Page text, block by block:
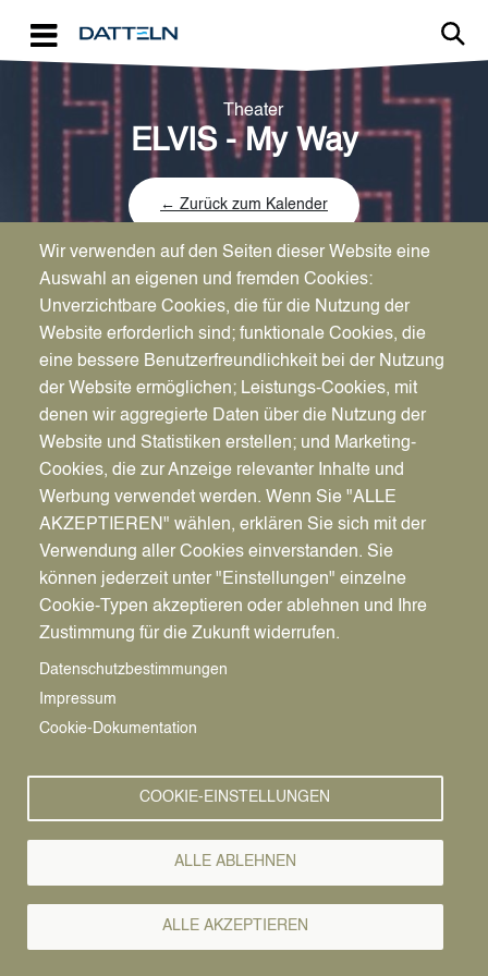
Theater
ELVIS - My Way
← Zurück zum Kalender
Datum
So., 17.11.2024
18:00
Ort
KatiElli Theater
Castroper Str. 349
45711 Datteln
Deutschland
Route berechnen →
Pfadnavigation
Wir verwenden auf den Seiten dieser Website eine
Auswahl an eigenen und fremden Cookies:
Unverzichtbare Cookies, die für die Nutzung der
Website erforderlich sind; funktionale Cookies, die
eine bessere Benutzerfreundlichkeit bei der Nutzung
der Website ermöglichen; Leistungs-Cookies, mit
denen wir aggregierte Daten über die Nutzung der
Website und Statistiken erstellen; und Marketing-
Cookies, die zur Anzeige relevanter Inhalte und
Werbung verwendet werden. Wenn Sie "ALLE
AKZEPTIEREN" wählen, erklären Sie sich mit der
Verwendung aller Cookies einverstanden. Sie
können jederzeit unter "Einstellungen" einzelne
Cookie-Typen akzeptieren oder ablehnen und Ihre
Zustimmung für die Zukunft widerrufen.
Datenschutzbestimmungen
Impressum
Cookie-Dokumentation
COOKIE-EINSTELLUNGEN
ALLE ABLEHNEN
ALLE AKZEPTIEREN